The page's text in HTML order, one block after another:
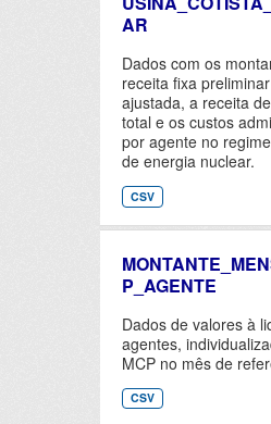
AR
Dados com os
receita fixa
ajustada, a receita
total e os custos
por agente no
de energia nuclear.
CSV
P_AGENTE
Dados de valores à
agentes,
MCP no mês de
CSV